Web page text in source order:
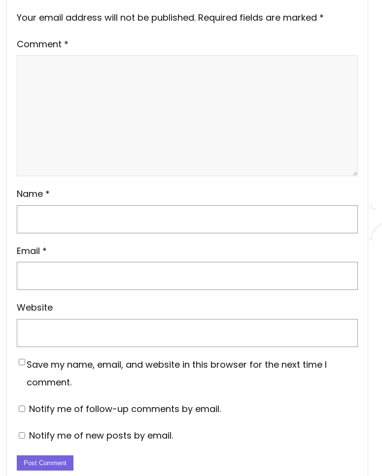
Your email address will not be published. Required fields are marked *
Comment *
Name *
Email *
Website
Save my name, email, and website in this browser for the next time I
comment.
Notify me of follow-up comments by email.
Notify me of new posts by email.